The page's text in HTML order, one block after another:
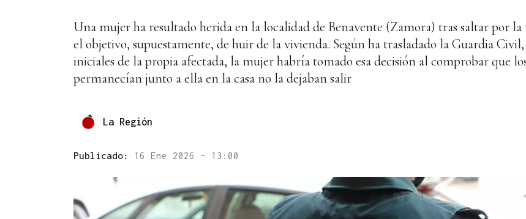
Una mujer ha resultado herida en la localidad de Benavente (Zamora) tras saltar por
el objetivo, supuestamente, de huir de la vivienda. Según ha trasladado la Guardia Civil,
iniciales de la propia afectada, la mujer habría tomado esa decisión al comprobar que
permanecían junto a ella en la casa no la dejaban salir
La Región
Publicado: 16 Ene 2026 - 13:00